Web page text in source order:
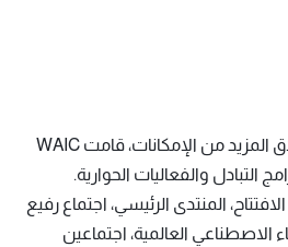
بهدف تعزيز التواصل وإطلاق المزيد من الإمكانات، قامت WAIC
التبادل والفعاليات الحوارية.
المنتدى الرئيسي، اجتماع رفيع
العالمية، اجتماعين